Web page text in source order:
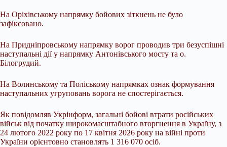
На Оріхівському напрямку бойових зіткнень не було
зафіксовано.
На Придніпровському напрямку ворог проводив три безуспішні
наступальні дії у напрямку Антонівського мосту та о.
Білогрудий.
На Волинському та Поліському напрямках ознак формування
наступальних угруповань ворога не спостерігається.
Як повідомляв Укрінформ, загальні бойові втрати російських
військ від початку широкомасштабного вторгнення в Україну, з
24 лютого 2022 року по 17 квітня 2026 року на війні проти
України орієнтовно становлять 1 316 070 осіб.